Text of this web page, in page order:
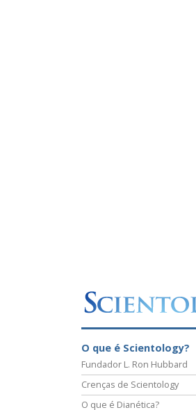
O que é Scientology?
Fundador L. Ron Hubbard
Crenças de Scientology
O que é Dianética?